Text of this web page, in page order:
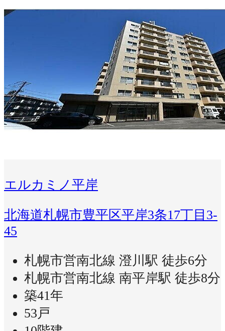
エルカミノ平岸
北海道札幌市豊平区平岸3条17丁目3-
45
札幌市営南北線 澄川駅 徒歩6分
札幌市営南北線 南平岸駅 徒歩8分
築41年
53戸